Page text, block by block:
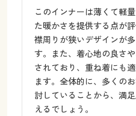
このインナーは薄くて軽
た暖かさを提供する点が
襟周りが狭いデザインが
す。また、着心地の良さ
されており、重ね着にも
ます。全体的に、多くの
討していることから、満
えるでしょう。